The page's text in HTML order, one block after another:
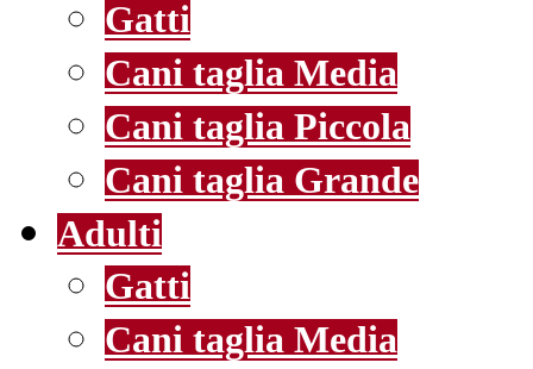
Gatti
Cani taglia Media
Cani taglia Piccola
Cani taglia Grande
Adulti
Gatti
Cani taglia Media